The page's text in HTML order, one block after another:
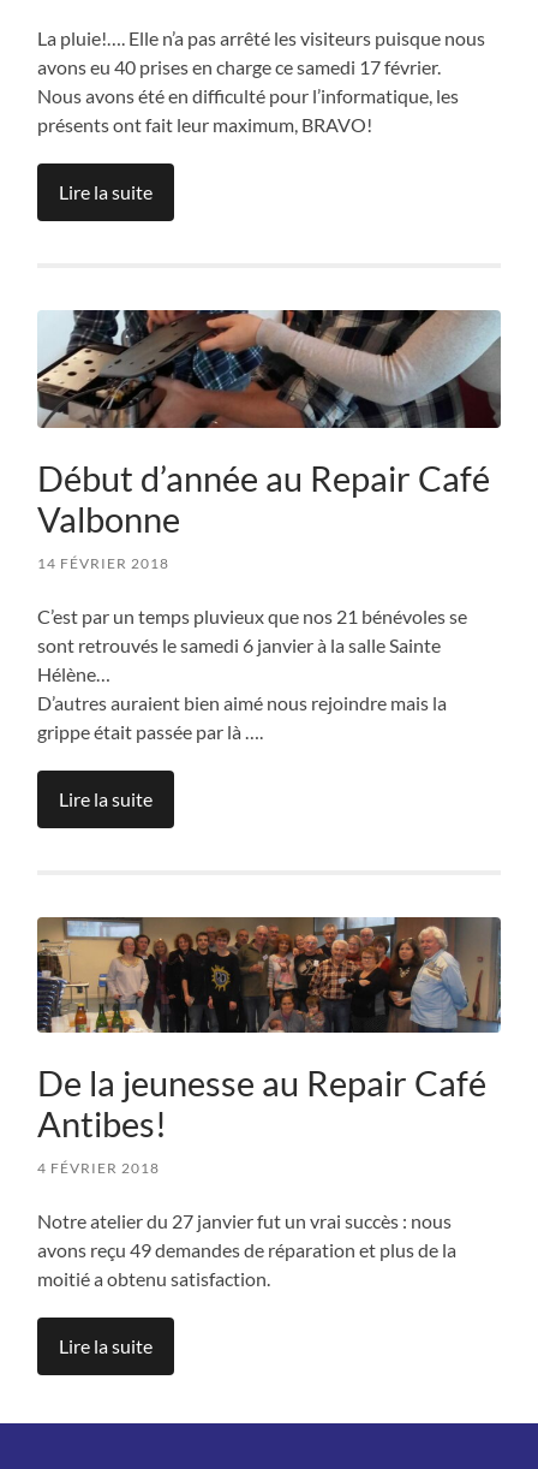
La pluie!…. Elle n’a pas arrêté les visiteurs puisque nous
avons eu 40 prises en charge ce samedi 17 février.
Nous avons été en difficulté pour l’informatique, les
présents ont fait leur maximum, BRAVO!
Lire la suite
Début d’année au Repair Café
Valbonne
14 FÉVRIER 2018
C’est par un temps pluvieux que nos 21 bénévoles se
sont retrouvés le samedi 6 janvier à la salle Sainte
Hélène…
D’autres auraient bien aimé nous rejoindre mais la
grippe était passée par là ….
Lire la suite
De la jeunesse au Repair Café
Antibes!
4 FÉVRIER 2018
Notre atelier du 27 janvier fut un vrai succès : nous
avons reçu 49 demandes de réparation et plus de la
moitié a obtenu satisfaction.
Lire la suite